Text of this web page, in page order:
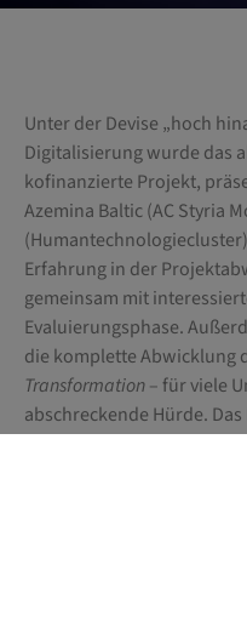
Unter der Devise „hoch
Digitalisierung wurde das
kofinanzierte Projekt,
Azemina Baltic (AC Styria
Erfahrung in der
gemeinsam mit
Evaluierungsphase.
die komplette Abwicklung
Transformation– für viele
abschreckende Hürde.